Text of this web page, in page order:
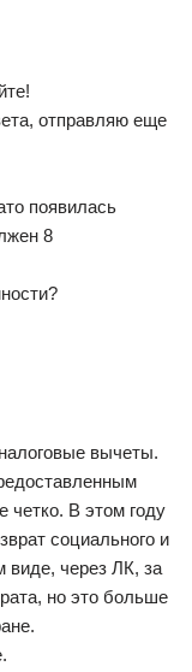
отправляю еще
появилась
8
вычеты.
четко. В этом году
социального и
виде, через ЛК, за
но это больше